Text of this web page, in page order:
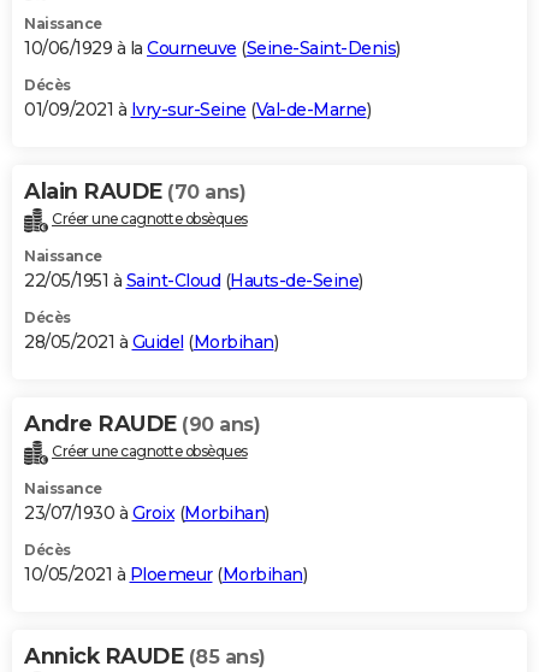
Naissance
10/06/1929 à la Courneuve (Seine-Saint-Denis)
Décès
01/09/2021 à Ivry-sur-Seine (Val-de-Marne)
Alain RAUDE (70 ans)
Créer une cagnotte obsèques
Naissance
22/05/1951 à Saint-Cloud (Hauts-de-Seine)
Décès
28/05/2021 à Guidel (Morbihan)
Andre RAUDE (90 ans)
Créer une cagnotte obsèques
Naissance
23/07/1930 à Groix (Morbihan)
Décès
10/05/2021 à Ploemeur(Morbihan)
Annick RAUDE (85 ans)